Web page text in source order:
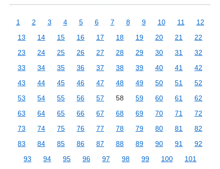
1 2 3 4 5 6 7 8 9 10 11
12
13
14 15 16 17 18 19 20 21
22
23
24 25 26 27 28 29 30 31
32
33
34 35 36 37 38 39 40 41
42
43
44 45 46 47 48 49 50 51
52
53
54 55 56 57 58 59 60 61
62
63
64 65 66 67 68 69 70 71
72
73
74 75 76 77 78 79 80 81
82
83
84 85 86 87 88 89 90 91
92
93
94 95 96 97 98 99 100
101